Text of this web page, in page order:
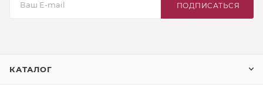
ПОДПИСАТЬСЯ
КАТАЛОГ